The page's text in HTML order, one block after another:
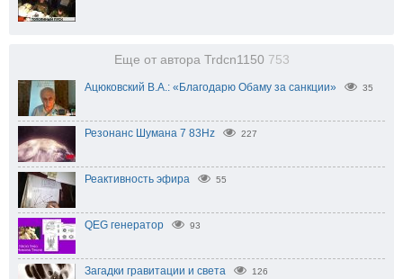
Еще от автора Trdcn1150 753
Ацюковский В.А.: «Благодарю Обаму за санкции» 35
Резонанс Шумана 7 83Hz 227
Реактивность эфира 55
QEG генератор 93
Загадки гравитации и света 126